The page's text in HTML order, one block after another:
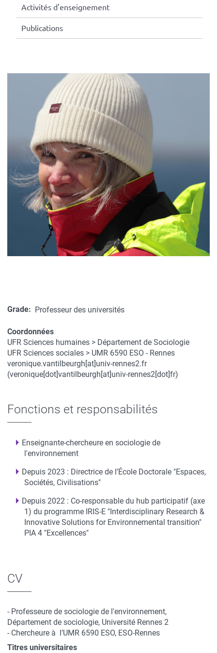
Activités d'enseignement
Publications
Grade Professeur des universités
Coordonnées
Coordonnées
UFR Sciences humaines > Département de Sociologie
UFR Sciences sociales > UMR 6590 ESO - Rennes
veronique.vantilbeurgh [at] univ-rennes2.fr
(veronique[dot]vantilbeurgh[at]univ-rennes2[dot]fr)
Fonctions et responsabilités
Enseignante-chercheure en sociologie de
l'environnement
Depuis 2023 : Directrice de l’École Doctorale "Espaces,
Sociétés, Civilisations"
Depuis 2022 : Co-responsable du hub participatif (axe
1) du programme IRIS-E "Interdisciplinary Research &
Innovative Solutions for Environnemental transition"
PIA 4 "Excellences"
CV
- Professeure de sociologie de l'environnement,
Département de sociologie, Université Rennes 2
- Chercheure à l’UMR 6590 ESO, ESO-Rennes
Titres universitaires